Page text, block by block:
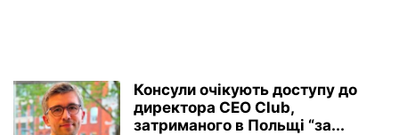
Консули очікують доступу до
директора CEO Club,
затриманого в Польщі “за...